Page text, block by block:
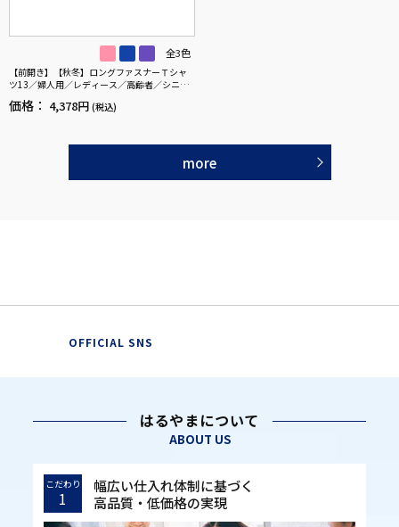
全3色
【前開き】【秋冬】ロングファスナーＴシャ
ツ13／婦人用／レディース／高齢者／シニア
／ゆったり／のびのび／洗濯機OK／後ろ長め
／名前記入欄付／ギフト／プレゼント 【C
価格： 4,378円 (税込)
more
OFFICIAL SNS
はるやまについて
ABOUT US
こだわり
1
幅広い仕入れ体制に基づく
高品質・低価格の実現